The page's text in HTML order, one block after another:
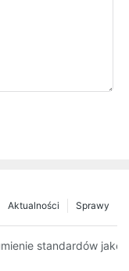
Sprawy
Aktualności
hamulcowych
standardów